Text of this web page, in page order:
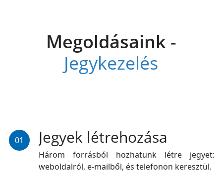
Megoldásaink -
Jegykezelés
01 Jegyek létrehozása
Három forrásból hozhatunk létre jegyet:
weboldalról, e-mailből, és telefonon keresztül.